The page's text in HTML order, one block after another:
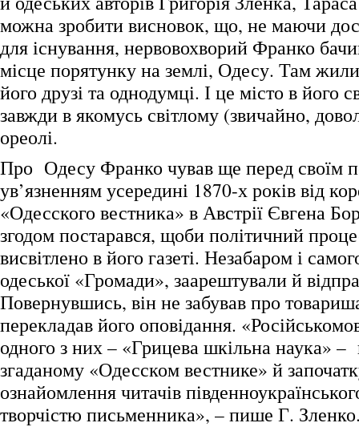
можна зробити висновок, що, не маючи
для існування, нервовохворий Франко
місце порятунку на землі, Одесу. Там жили
його друзі та однодумці. І це місто в його
завжди в якомусь світлому (звичайно,
ореолі.
Про Одесу Франко чував ще перед своїм
ув’язненням усередині 1870-х років від
«Одесского вестника» в Австрії Євгена
згодом постарався, щоби політичний
висвітлено в його газеті. Незабаром і
одеської «Громади», заарештували й
Повернувшись, він не забував про
перекладав його оповідання.
одного з них – «Грицева шкільна наука» –
згаданому «Одесском вестнике» й
ознайомлення читачів
творчістю письменника», – пише Г.